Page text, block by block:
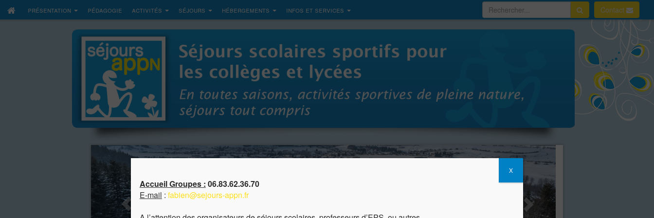
présentation pédagogie activités séjours hébergements infos et services Contact
Accueil Groupes : 06.83.62.36.70
E-mail : fabien@sejours-appn.fr
X